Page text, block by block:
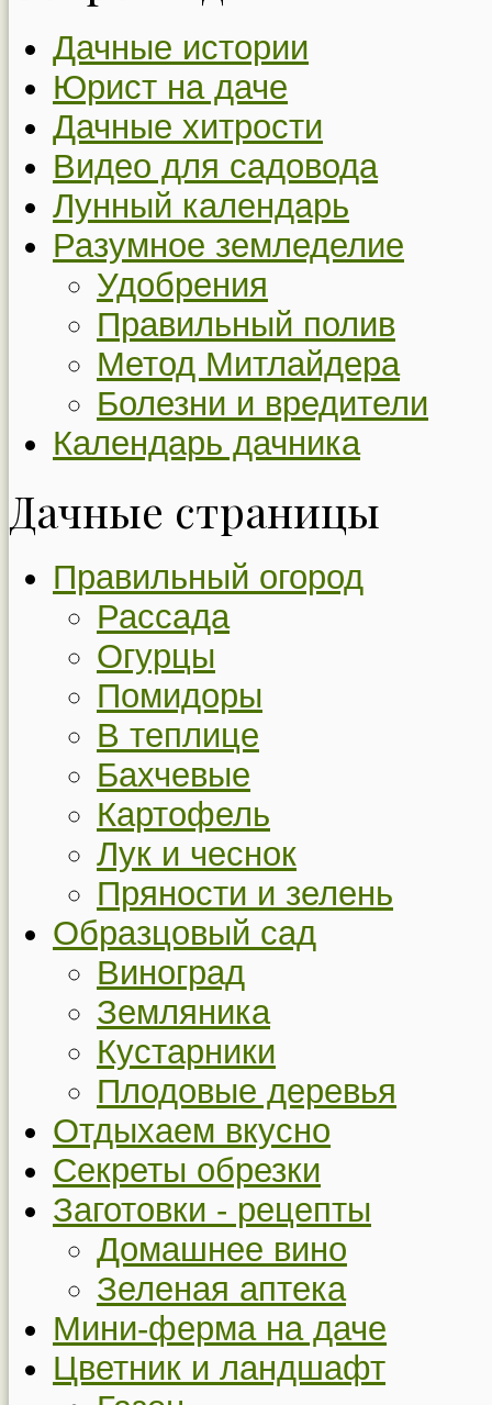
Дачные истории
Юрист на даче
Дачные хитрости
Видео для садовода
Лунный календарь
Разумное земледелие
Удобрения
Правильный полив
Метод Митлайдера
Болезни и вредители
Календарь дачника
Дачные страницы
Правильный огород
Рассада
Огурцы
Помидоры
В теплице
Бахчевые
Картофель
Лук и чеснок
Пряности и зелень
Образцовый сад
Виноград
Земляника
Кустарники
Плодовые деревья
Отдыхаем вкусно
Секреты обрезки
Заготовки - рецепты
Домашнее вино
Зеленая аптека
Мини-ферма на даче
Цветник и ландшафт